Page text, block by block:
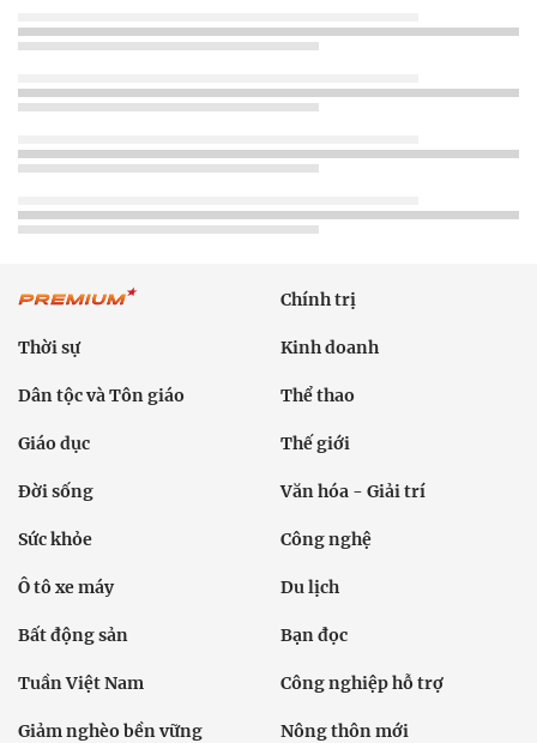
Chính trị
Thời sự Kinh doanh
Dân tộc và Tôn giáo Thể thao
Giáo dục Thế giới
Đời sống Văn hóa - Giải trí
Sức khỏe Công nghệ
Ô tô xe máy Du lịch
Bất động sản Bạn đọc
Tuần Việt Nam Công nghiệp hỗ trợ
Giảm nghèo bền vững Nông thôn mới